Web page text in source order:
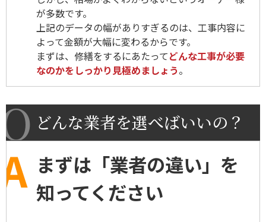
が多数です。
上記のデータの幅がありすぎるのは、工事内容に
よって金額が大幅に変わるからです。
まずは、修繕をするにあたってどんな工事が必要
なのかをしっかり見極めましょう。
どんな業者を選べばいいの？
まずは「業者の違い」を
知ってください